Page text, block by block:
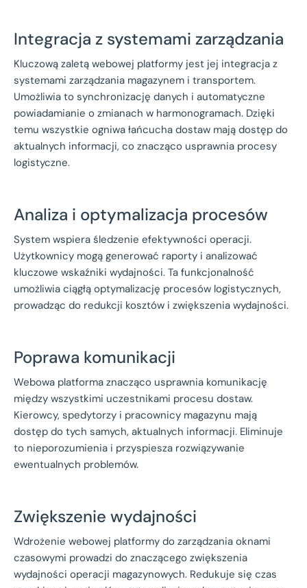
Integracja z systemami zarządzania
Kluczową zaletą webowej platformy jest jej integracja z
systemami zarządzania magazynem i transportem.
Umożliwia to synchronizację danych i automatyczne
powiadamianie o zmianach w harmonogramach. Dzięki
temu wszystkie ogniwa łańcucha dostaw mają dostęp do
aktualnych informacji, co znacząco usprawnia procesy
logistyczne.
Analiza i optymalizacja procesów
System wspiera śledzenie efektywności operacji.
Użytkownicy mogą generować raporty i analizować
kluczowe wskaźniki wydajności. Ta funkcjonalność
umożliwia ciągłą optymalizację procesów logistycznych,
prowadząc do redukcji kosztów i zwiększenia wydajności.
Poprawa komunikacji
Webowa platforma znacząco usprawnia komunikację
między wszystkimi uczestnikami procesu dostaw.
Kierowcy, spedytorzy i pracownicy magazynu mają
dostęp do tych samych, aktualnych informacji. Eliminuje
to nieporozumienia i przyspiesza rozwiązywanie
ewentualnych problemów.
Zwiększenie wydajności
Wdrożenie webowej platformy do zarządzania oknami
czasowymi prowadzi do znaczącego zwiększenia
wydajności operacji magazynowych. Redukuje się czas